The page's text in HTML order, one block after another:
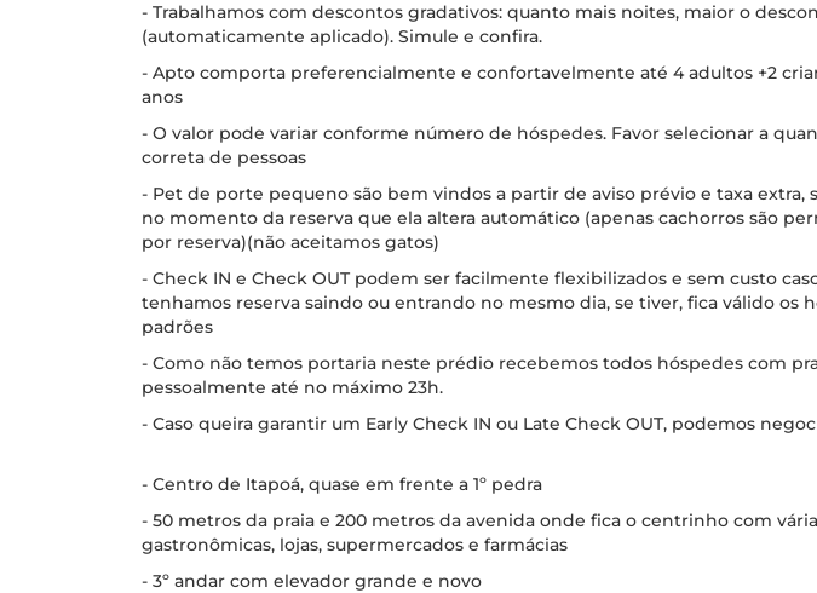
- Trabalhamos com descontos gradativos: quanto mais noites, maior o
(automaticamente aplicado). Simule e confira.
- Apto comporta preferencialmente e confortavelmente até 4 adultos +2
anos
- O valor pode variar conforme número de hóspedes. Favor selecionar a
correta de pessoas
- Pet de porte pequeno são bem vindos a partir de aviso prévio e taxa extra,
no momento da reserva que ela altera automático (apenas cachorros são
por reserva)(não aceitamos gatos)
- Check IN e Check OUT podem ser facilmente flexibilizados e sem custo
tenhamos reserva saindo ou entrando no mesmo dia, se tiver, fica válido os
padrões
- Como não temos portaria neste prédio recebemos todos hóspedes com
pessoalmente até no máximo 23h.
- Caso queira garantir um Early Check IN ou Late Check OUT, podemos
- Centro de Itapoá, quase em frente a 1º pedra
- 50 metros da praia e 200 metros da avenida onde fica o centrinho com
gastronômicas, lojas, supermercados e farmácias
- 3º andar com elevador grande e novo